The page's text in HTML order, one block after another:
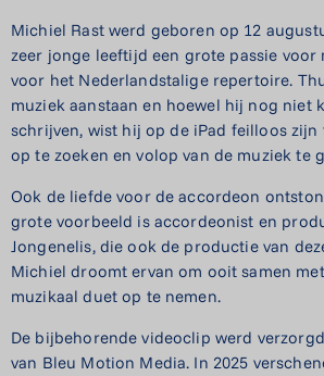
Michiel Rast werd geboren op 12
zeer jonge leeftijd een grote passie voor
voor het Nederlandstalige repertoire.
muziek aanstaan en hoewel hij nog niet
schrijven, wist hij op de iPad feilloos
op te zoeken en volop van de muziek te
Ook de liefde voor de accordeon
grote voorbeeld is accordeonist en
Jongenelis, die ook de productie van
Michiel droomt ervan om ooit samen
muzikaal duet op te nemen.
De bijbehorende videoclip werd
van Bleu Motion Media. In 2025